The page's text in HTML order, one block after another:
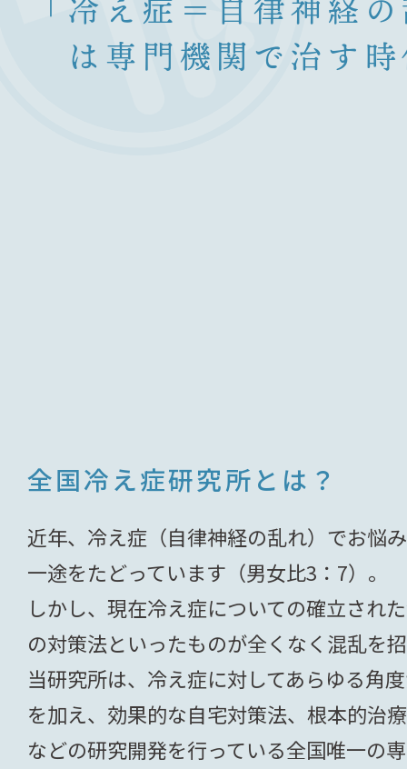
「冷え症＝自律神
は専門機関で治す
全国冷え症研究所とは？
近年、冷え症（自律神経の乱れ）でお悩
一途をたどっています（男女比3：7）。
しかし、現在冷え症についての確立され
の対策法といったものが全くなく混乱を
当研究所は、冷え症に対してあらゆる角
を加え、 効果的な自宅対策法、根本的治
などの研究開発を行っている全国唯一の